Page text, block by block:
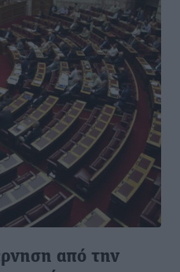
από την